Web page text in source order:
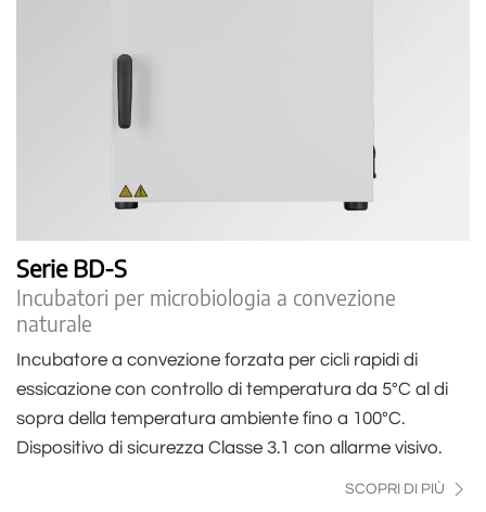
Serie BD-S
Incubatori per microbiologia a convezione
naturale
Incubatore a convezione forzata per cicli rapidi di
essicazione con controllo di temperatura da 5°C al di
sopra della temperatura ambiente fino a 100°C.
Dispositivo di sicurezza Classe 3.1 con allarme visivo.
SCOPRI DI PIÙ